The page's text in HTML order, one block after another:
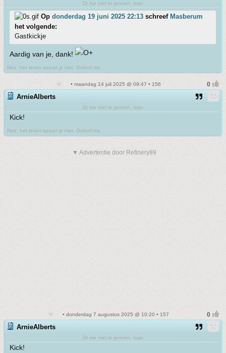
Zit me niet te jennen, man
Op donderdag 19 juni 2025 22:13 schreef Masberum
het volgende:
Gastkickje
Aardig van je, dank!
Nee, het leven spaart je niet. Geloof me.
• maandag 14 juli 2025 @ 09:47 • 156
ArnieAlberts
Zit me niet te jennen, man
Kick!
Nee, het leven spaart je niet. Geloof me.
▼ Advertentie door Refinery89
• donderdag 7 augustus 2025 @ 10:20 • 157
ArnieAlberts
Zit me niet te jennen, man
Kick!